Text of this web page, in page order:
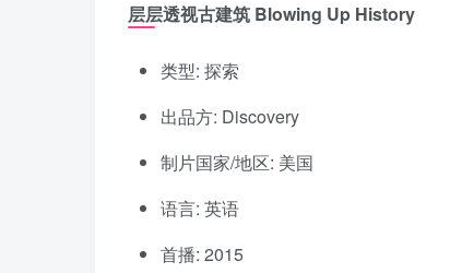
层层透视古建筑 Blowing Up History
类型: 探索
出品方: Discovery
制片国家/地区: 美国
语言: 英语
首播: 2015